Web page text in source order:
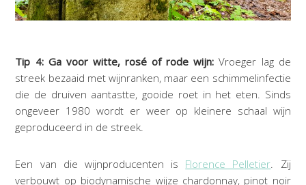
Tip 4: Ga voor witte, rosé of rode wijn:Vroeger lag de
streek bezaaid met wijnranken, maar een schimmelinfectie
die de druiven aantastte, gooide roet in het eten. Sinds
ongeveer 1980 wordt er weer op kleinere schaal wijn
geproduceerd in de streek.
Een van die wijnproducenten is Florence Pelletier . Zij
verbouwt op biodynamische wijze chardonnay, pinot noir